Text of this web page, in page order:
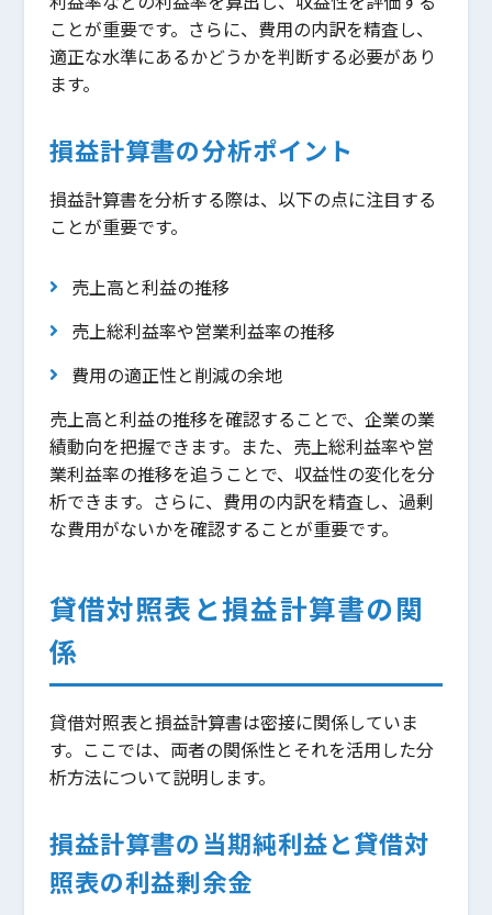
ことが重要です。さらに、費用の内訳を精査し、
適正な水準にあるかどうかを判断する必要があり
ます。
損益計算書の分析ポイント
損益計算書を分析する際は、以下の点に注目する
ことが重要です。
売上高と利益の推移
売上総利益率や営業利益率の推移
費用の適正性と削減の余地
売上高と利益の推移を確認することで、企業の業
績動向を把握できます。また、売上総利益率や営
業利益率の推移を追うことで、収益性の変化を分
析できます。さらに、費用の内訳を精査し、過剰
な費用がないかを確認することが重要です。
貸借対照表と損益計算書の関
係
貸借対照表と損益計算書は密接に関係していま
す。ここでは、両者の関係性とそれを活用した分
析方法について説明します。
損益計算書の当期純利益と貸借対
照表の利益剰余金